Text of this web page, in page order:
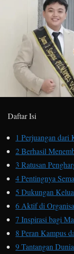
Daftar Isi
1 Perjuangan dari
2Berhasil
3 Ratusan
4Pentingnya
5 Dukungan
6 Aktif di
7 Inspirasi bagi
8 Peran Kampus
9Tantangan